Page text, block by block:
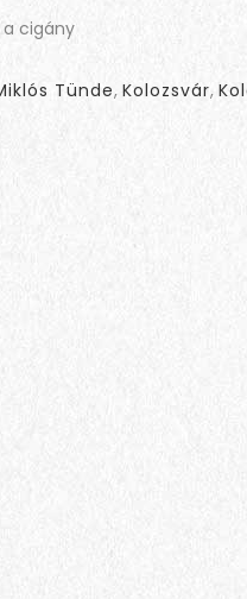
a cigány
Tünde, Kolozsvár,